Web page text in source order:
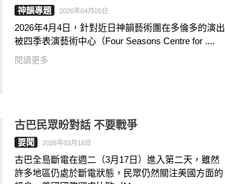
神韻專題 2026年04月05日
2026年4月4日，針對近日神韻藝術團在多倫多的演出
被四季表演藝術中心（Four Seasons Centre for ....
閱讀更多
古巴民眾盼對話 不要戰爭
要聞 2026年03月18日
古巴全島斷電在週二（3月17日）進入第二天，雖然
許多地區仍處於斷電狀態，民眾仍然關注美國方面的